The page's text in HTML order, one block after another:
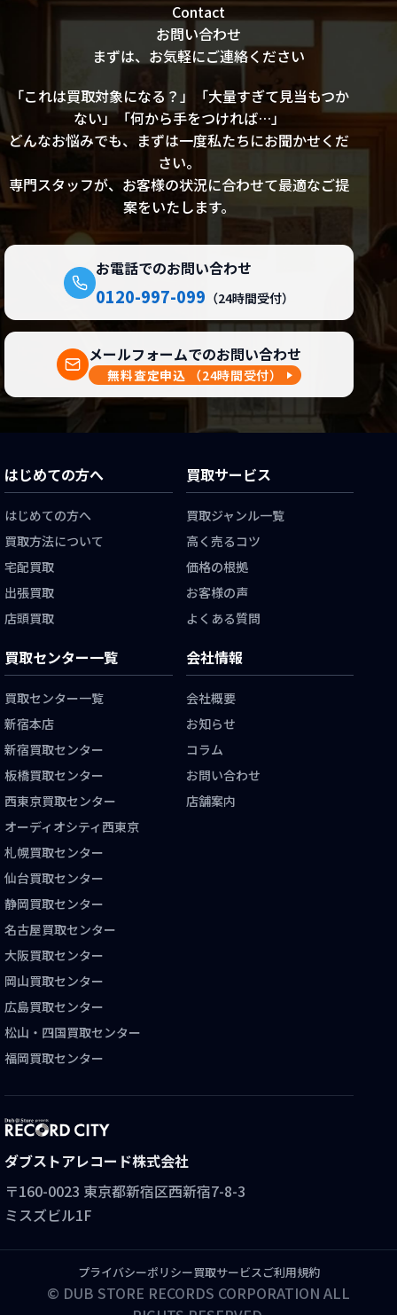
Contact
お問い合わせ
まずは、お気軽にご連絡ください
「これは買取対象になる？」「大量すぎて見当もつか
ない」「何から手をつければ…」
どんなお悩みでも、まずは一度私たちにお聞かせくだ
さい。
専門スタッフが、お客様の状況に合わせて最適なご提
案をいたします。
お電話でのお問い合わせ
0120-997-099 （24時間受付）
メールフォームでのお問い合わせ
無料査定申込 （24時間受付）
はじめての方へ
はじめての方へ
買取方法について
宅配買取
出張買取
店頭買取
買取サービス
買取ジャンル一覧
高く売るコツ
価格の根拠
お客様の声
よくある質問
買取センター一覧
買取センター一覧
新宿本店
新宿買取センター
板橋買取センター
西東京買取センター
オーディオシティ西東京
札幌買取センター
仙台買取センター
静岡買取センター
名古屋買取センター
大阪買取センター
岡山買取センター
広島買取センター
松山・四国買取センター
福岡買取センター
会社情報
会社概要
お知らせ
コラム
お問い合わせ
店舗案内
ダブストアレコード株式会社
〒160-0023 東京都新宿区西新宿7-8-3
ミスズビル1F
プライバシーポリシー買取サービスご利用規約
© DUB STORE RECORDS CORPORATION ALL